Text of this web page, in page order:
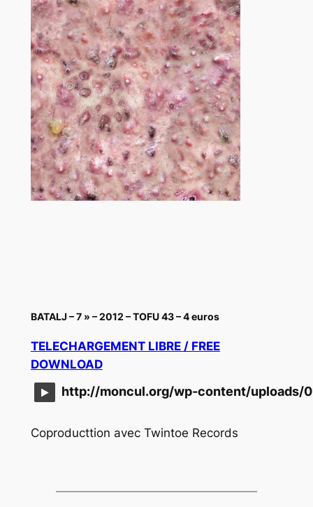
BATALJ – 7 » – 2012 – TOFU 43 – 4 euros
TELECHARGEMENT LIBRE / FREE
DOWNLOAD
http://moncul.org/wp-content/uploads/
Coproducttion avec Twintoe Records